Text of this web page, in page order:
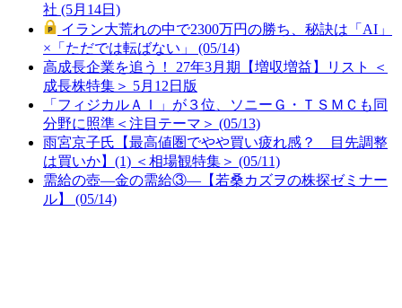
社 (5月14日)
イラン大荒れの中で2300万円の勝ち、秘訣は「AI」
×「ただでは転ばない」 (05/14)
高成長企業を追う！ 27年3月期【増収増益】リスト ＜
成長株特集＞ 5月12日版
「フィジカルＡＩ」が３位、ソニーＧ・ＴＳＭＣも同
分野に照準＜注目テーマ＞ (05/13)
雨宮京子氏【最高値圏でやや買い疲れ感？ 目先調整
は買いか】(1) ＜相場観特集＞ (05/11)
需給の壺―金の需給③―【若桑カズヲの株探ゼミナー
ル】 (05/14)